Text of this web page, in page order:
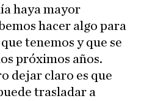
haya mayor
hacer algo para
tenemos y que se
próximos años.
dejar claro es que
trasladar a